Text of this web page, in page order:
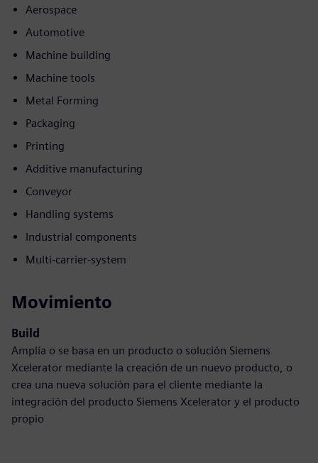
Aerospace
Automotive
Machine building
Machine tools
Metal Forming
Packaging
Printing
Additive manufacturing
Conveyor
Handling systems
Industrial components
Multi-carrier-system
Movimiento
Build
Amplía o se basa en un producto o solución Siemens
Xcelerator mediante la creación de un nuevo producto, o
crea una nueva solución para el cliente mediante la
integración del producto Siemens Xcelerator y el producto
propio